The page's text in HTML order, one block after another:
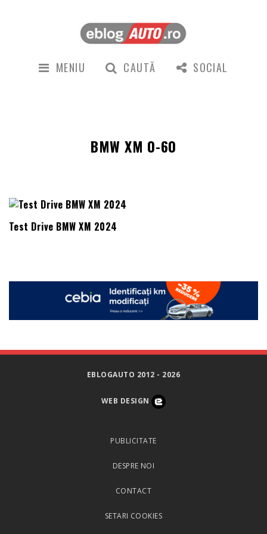
MENIU CAUTĂ SOCIAL
BMW XM 0-60
Test Drive BMW XM 2024
EBLOGAUTO 2012 - 2026
WEB DESIGN
PUBLICITATE
DESPRE NOI
CONTACT
SETARI COOKIES